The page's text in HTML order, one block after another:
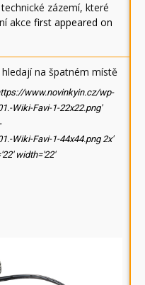
zázemí, které
akce first appeared on
na špatném místě
www.novinkyin.cz/wp-
Wiki-Favi-1-22x22.png'
Wiki-Favi-1-44x44.png 2x'
width='22'